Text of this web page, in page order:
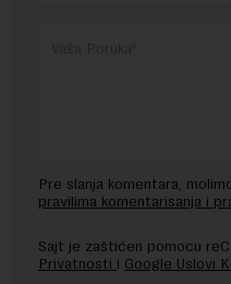
Pre slanja komentara,
pravilima komentarisanja i
Sajt je zaštićen pomocu
Privatnosti i Google Uslovi